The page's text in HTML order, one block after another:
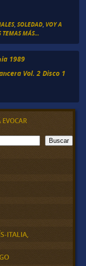
, SOLEDAD, VOY A
TEMAS MÁS...
1989
Vol. 2 Disco 1
EVOCAR
Buscar
ITALIA,